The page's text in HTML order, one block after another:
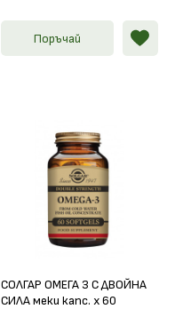
Поръчай
СОЛГАР ОМЕГА 3 С ДВОЙНА
СИЛА меки капс. х 60